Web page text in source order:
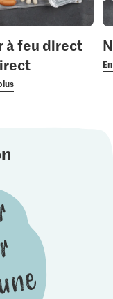
à feu direct